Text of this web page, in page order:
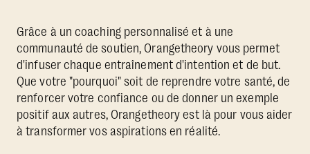
Grâce à un coaching personnalisé et à une
communauté de soutien, Orangetheory vous permet
d'infuser chaque entraînement d'intention et de but.
Que votre "pourquoi" soit de reprendre votre santé, de
renforcer votre confiance ou de donner un exemple
positif aux autres, Orangetheory est là pour vous aider
à transformer vos aspirations en réalité.